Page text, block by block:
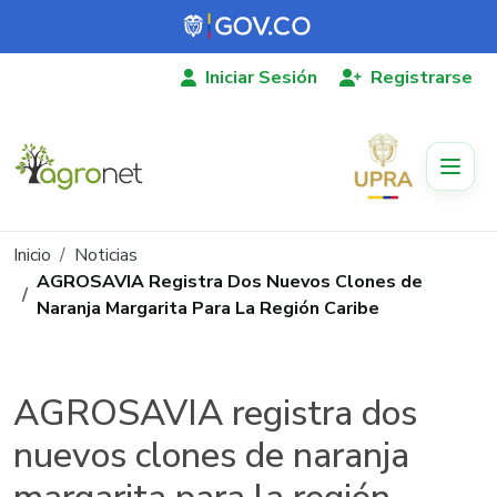
Pasar al contenido principal
Iniciar Sesión Registrarse
Ruta de navegación
Inicio
Noticias
AGROSAVIA Registra Dos Nuevos Clones de
Naranja Margarita Para La Región Caribe
AGROSAVIA registra dos
nuevos clones de naranja